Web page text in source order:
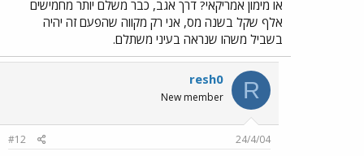
או מימון אמריקאי? דרך אגב, כבר משלם יותר מחמישים
אלף שקל בשנה מס, אני רק מקווה שהפעם זה יהיה
בשביל משהו שנראה בעיני משתלם.
R
resh0
New member
24/4/04
#12